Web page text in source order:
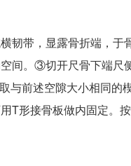
韧带，显露骨折端，于
间。③切开尺骨下端尺
与前述空隙大小相同的
T形接骨板做内固定。